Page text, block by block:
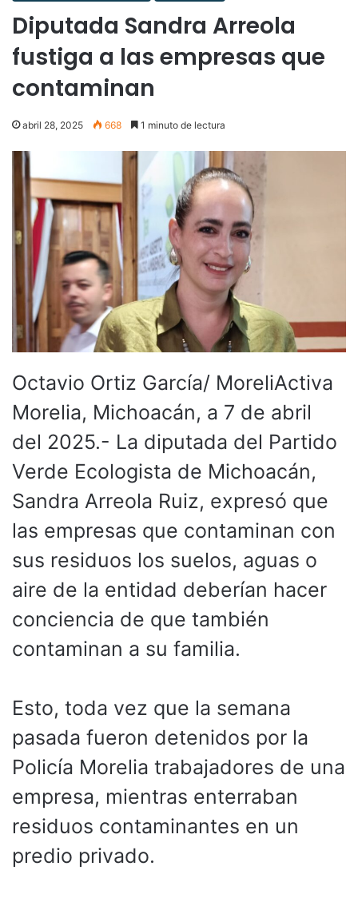
Diputada Sandra Arreola
fustiga a las empresas que
contaminan
abril 28, 2025 668 1 minuto de lectura
Octavio Ortiz García/ MoreliActiva
Morelia, Michoacán, a 7 de abril
del 2025.- La diputada del Partido
Verde Ecologista de Michoacán,
Sandra Arreola Ruiz, expresó que
las empresas que contaminan con
sus residuos los suelos, aguas o
aire de la entidad deberían hacer
conciencia de que también
contaminan a su familia.
Esto, toda vez que la semana
pasada fueron detenidos por la
Policía Morelia trabajadores de una
empresa, mientras enterraban
residuos contaminantes en un
predio privado.